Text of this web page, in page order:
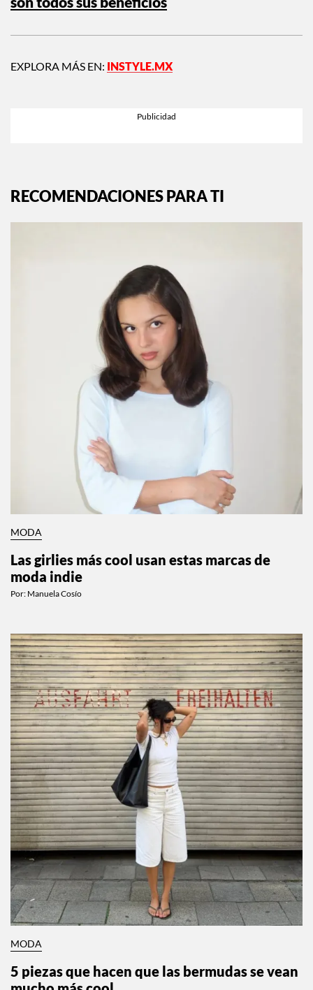
EXPLORA MÁS EN: INSTYLE.MX
RECOMENDACIONES PARA TI
MODA
Las girlies más cool usan estas marcas de
moda indie
Por: Manuela Cosío
MODA
5 piezas que hacen que las bermudas se vean